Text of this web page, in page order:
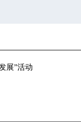
展”活动